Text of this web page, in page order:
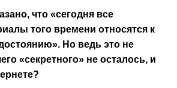
что «сегодня все
того времени относятся к
Но ведь это не
«секретного» не осталось, и